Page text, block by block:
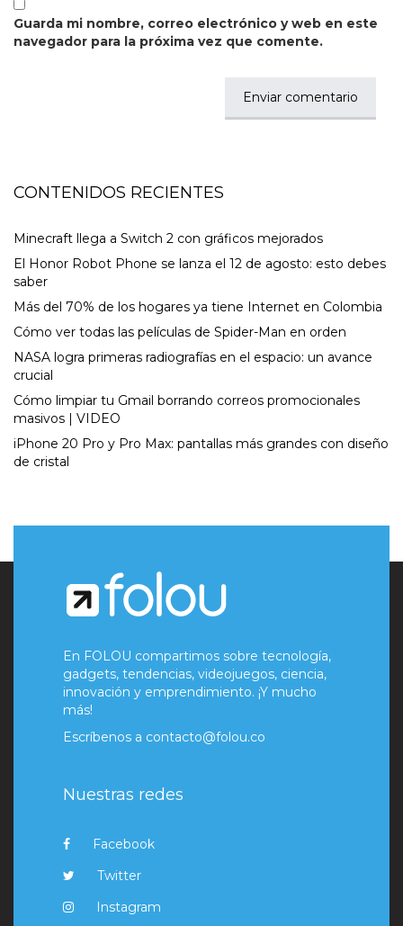
Guarda mi nombre, correo electrónico y web en este
navegador para la próxima vez que comente.
CONTENIDOS RECIENTES
Minecraft llega a Switch 2 con gráficos mejorados
El Honor Robot Phone se lanza el 12 de agosto: esto debes
saber
Más del 70% de los hogares ya tiene Internet en Colombia
Cómo ver todas las películas de Spider-Man en orden
NASA logra primeras radiografías en el espacio: un avance
crucial
Cómo limpiar tu Gmail borrando correos promocionales
masivos | VIDEO
iPhone 20 Pro y Pro Max: pantallas más grandes con diseño
de cristal
En FOLOU compartimos sobre tecnología,
gadgets, tendencias, videojuegos, ciencia,
innovación y emprendimiento. ¡Y mucho
más!
Escríbenos a contacto@folou.co
Nuestras redes
Facebook
Twitter
Instagram